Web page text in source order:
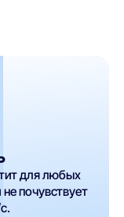
для любых
почувствует